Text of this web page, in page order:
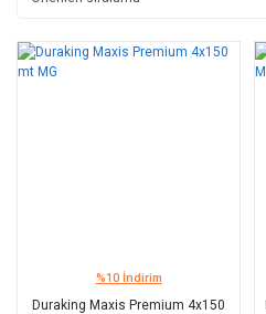
%10 İndirim
Duraking Maxis Premium 4x150